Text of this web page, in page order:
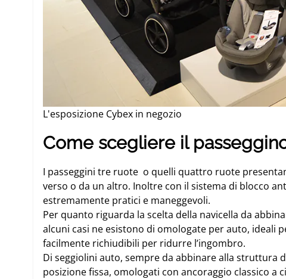
L'esposizione Cybex in negozio
Come scegliere il
I passeggini tre ruote o quelli quattro ruote
verso o da un altro. Inoltre con il sistema di blocco
estremamente pratici e maneggevoli.
Per quanto riguarda la scelta della navicella da
alcuni casi ne esistono di omologate per auto, ideali
facilmente richiudibili per ridurre l’ingombro.
Di seggiolini auto, sempre da abbinare alla struttura
posizione fissa, omologati con ancoraggio classico a